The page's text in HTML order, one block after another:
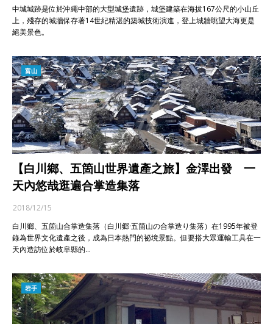
中城城跡是位於沖繩中部的大型城堡遺跡，城堡建築在海拔167公尺的小山丘
上，殘存的城牆保存著14世紀精湛的築城技術演進，登上城牆眺望大海更是
絕美景色。
富山
【白川鄉、五箇山世界遺產之旅】金澤出發 一
天內悠哉逛遍合掌造集落
2018/12/15
白川鄉、五箇山合掌造集落（白川郷·五箇山の合掌造り集落）在1995年被登
錄為世界文化遺產之後，成為日本熱門的祕境景點。但要搭大眾運輸工具在一
天內造訪位於岐阜縣的…
岩手